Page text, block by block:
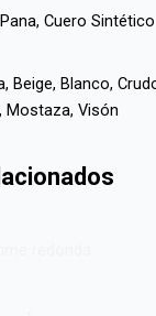
Cuero Sintético
Beige, Blanco,
Mostaza, Visón